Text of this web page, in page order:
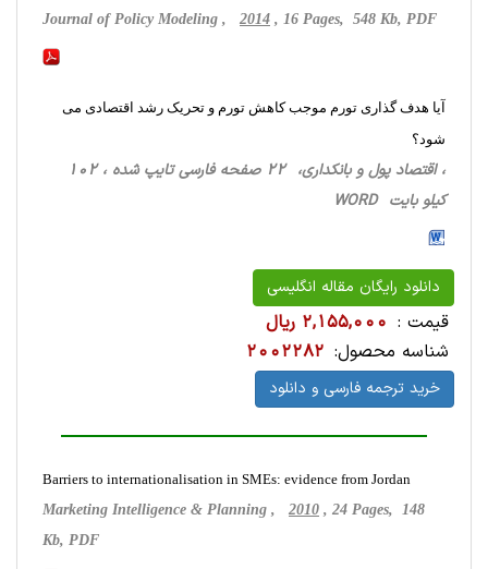
Journal of Policy Modeling , 2014 , 16 Pages, 548 Kb, PDF
آیا هدف گذاری تورم موجب کاهش تورم و تحریک رشد اقتصادی می
شود؟
، اقتصاد پول و بانکداری، 22 صفحه فارسی تایپ شده ، 102
کیلو بایت WORD
دانلود رایگان مقاله انگلیسی
قیمت : 2,155,000 ریال
شناسه محصول: 2002282
خرید ترجمه فارسی و دانلود
Barriers to internationalisation in SMEs: evidence from Jordan
Marketing Intelligence & Planning , 2010 , 24 Pages, 148
Kb, PDF